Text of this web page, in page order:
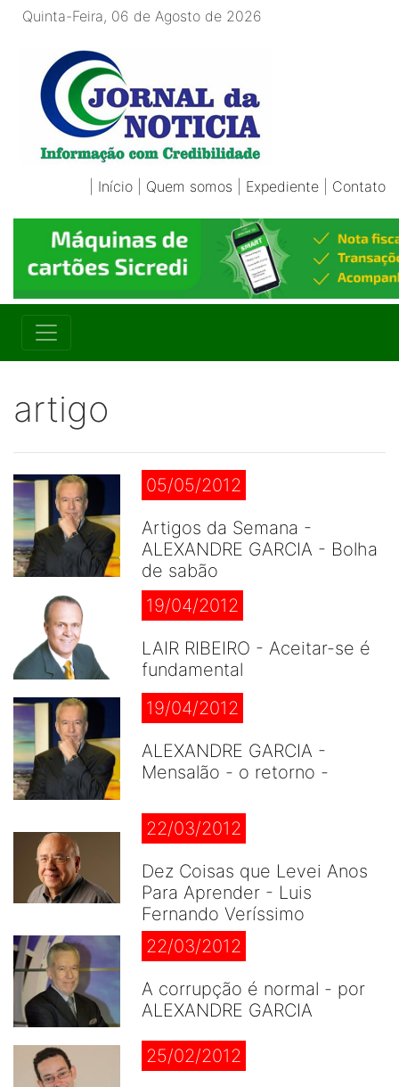
Quinta-Feira, 06 de Agosto de 2026
Início Quem somos Expediente Contato
artigo
05/05/2012
Artigos da Semana -
ALEXANDRE GARCIA - Bolha
de sabão
19/04/2012
LAIR RIBEIRO - Aceitar-se é
fundamental
19/04/2012
ALEXANDRE GARCIA -
Mensalão - o retorno -
22/03/2012
Dez Coisas que Levei Anos
Para Aprender - Luis
Fernando Veríssimo
22/03/2012
A corrupção é normal - por
ALEXANDRE GARCIA
25/02/2012